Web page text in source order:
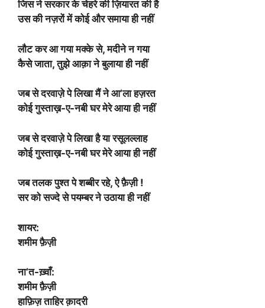
जिस ने सरकार के चेहरे की ज़ियारत की है
उस की नज़रों में कोई और समाया ही नहीं
लौट कर आ गया मक्के से, मदीने न गया
कैसे जाता, तुझे आक़ा ने बुलाया ही नहीं
जब से दरवाज़े पे लिखा मैं ने आ’ला हज़रत
कोई गुस्ताख़-ए-नबी घर मेरे आया ही नहीं
जब से दरवाज़े पे लिखा है या रसूलल्लाह
कोई गुस्ताख़-ए-नबी घर मेरे आया ही नहीं
जब तलक पुश्त पे शब्बीर रहे, ऐ फ़ैज़ी !
सर को सज्दे से पयम्बर ने उठाया ही नहीं
शायर:
शमीम फ़ैज़ी
ना’त-ख़्वाँ:
शमीम फ़ैज़ी
हाफ़िज़ ताहिर क़ादरी